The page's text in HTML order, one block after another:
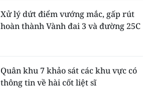
Xử lý dứt điểm vướng mắc, gấp rút
hoàn thành Vành đai 3 và đường 25C
Quân khu 7 khảo sát các khu vực có
thông tin về hài cốt liệt sĩ